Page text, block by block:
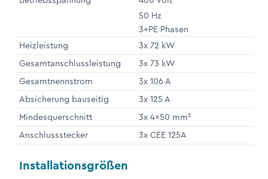
50 Hz
3+PE Phasen
Heizleistung
3x 72 kW
Gesamtanschlussleistung
3x 73 kW
Gesamtnennstrom
3x 106 A
Absicherung bauseitig
3x 125 A
Mindesquerschnitt
3x 4x50 mm²
Anschlussstecker
3x CEE 125A
Installationsgrößen